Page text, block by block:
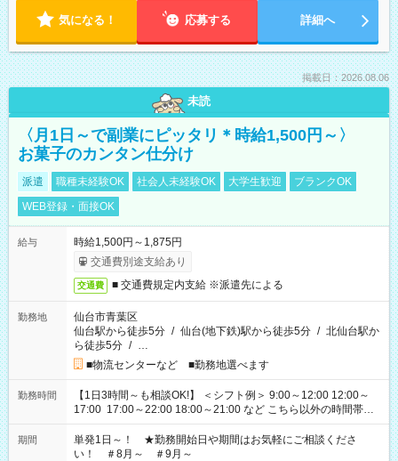
気になる！ 応募する 詳細へ
掲載日：2026.08.06
未読
〈月1日～で副業にピッタリ＊時給1,500円～〉
お菓子のカンタン仕分け
派遣 職種未経験OK 社会人未経験OK 大学生歓迎
ブランクOK
WEB登録・面接OK
給与
時給1,500円～1,875円
交通費別途支給あり
交通費 ■ 交通費規定内支給 ※派遣先による
勤務地
仙台市青葉区
仙台駅から徒歩5分 / 仙台(地下鉄)駅から徒歩5分 / 北仙台駅か
ら徒歩5分 / …
■物流センターなど ■勤務地選べます
勤務時間
【1日3時間～も相談OK!】 ＜シフト例＞ 9:00～12:00 12:00～
17:00 17:00～22:00 18:00～21:00 など こちら以外の時間帯も
お気軽にご相談ください！
期間
単発1日～！ ★勤務開始日や期間はお気軽にご相談くださ
い！ ＃8月～ ＃9月～